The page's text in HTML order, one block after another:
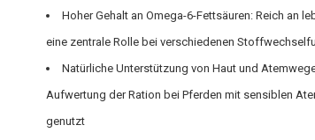
Hoher Gehalt an Omega-6-Fettsäuren: Reich an
eine zentrale Rolle bei verschiedenen
Natürliche Unterstützung von Haut und
Aufwertung der Ration bei Pferden mit sensiblen
genutzt